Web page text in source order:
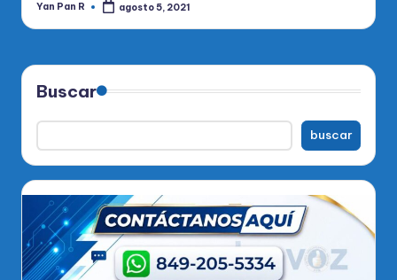
Publicado
Yan Pan R agosto 5, 2021
Buscar
buscar